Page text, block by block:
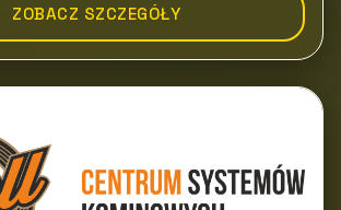
ZOBACZ SZCZEGÓŁY